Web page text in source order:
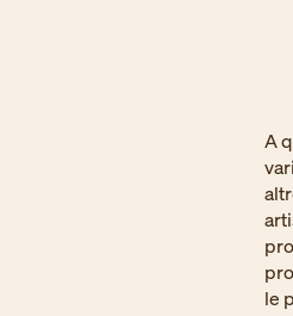
A
le